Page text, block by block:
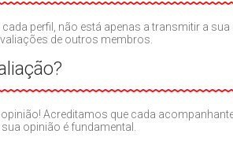
perfil, não está apenas a transmitir a
de outros membros.
Acreditamos que cada
opinião é fundamental.